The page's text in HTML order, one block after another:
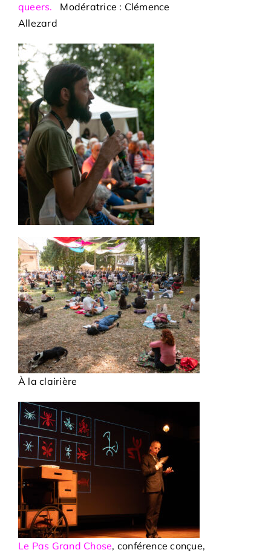
queers. Modératrice : Clémence
Allezard
À la clairière
Le Pas Grand Chose, conférence conçue,